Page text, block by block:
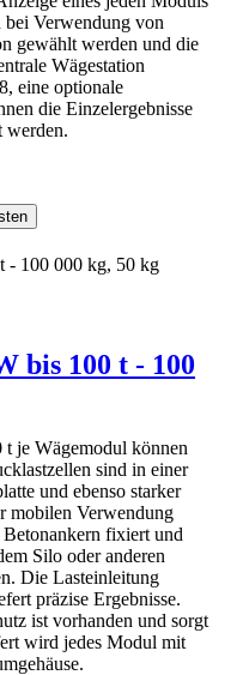
bei Verwendung von
gewählt werden und die
Wägestation
eine optionale
die Einzelergebnisse
werden.
bis 100 t - 100
je Wägemodul können
sind in einer
und ebenso starker
mobilen Verwendung
fixiert und
Silo oder anderen
Die Lasteinleitung
präzise Ergebnisse.
ist vorhanden und sorgt
wird jedes Modul mit